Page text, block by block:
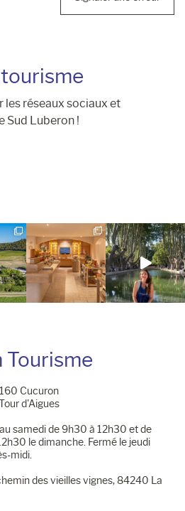
les réseaux sociaux et
Sud Luberon !
Tourisme
Cucuron
d'Aigues
samedi de 9h30 à 12h30 et de
le dimanche. Fermé le jeudi
midi.
des vieilles vignes, 84240 La